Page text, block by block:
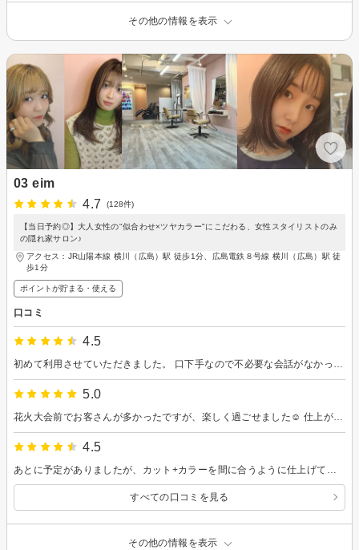
その他の情報を表示
03 eim
4.7
(128件)
【当日予約◎】大人女性の"似合わせ×ツヤカラー"にこだわる、女性スタイリストのみ
の隠れ家サロン♪
アクセス：JR山陽本線 横川（広島）駅 徒歩1分、広島電鉄８号線 横川（広島）駅 徒
歩1分
ポイントが貯まる・使える
口コミ
4.5
5.0
花火大会前でお客さんが多かったですが、楽しく過ごせました☺︎ 仕上がりも大満足です♡
4.5
すべての口コミを見る
その他の情報を表示